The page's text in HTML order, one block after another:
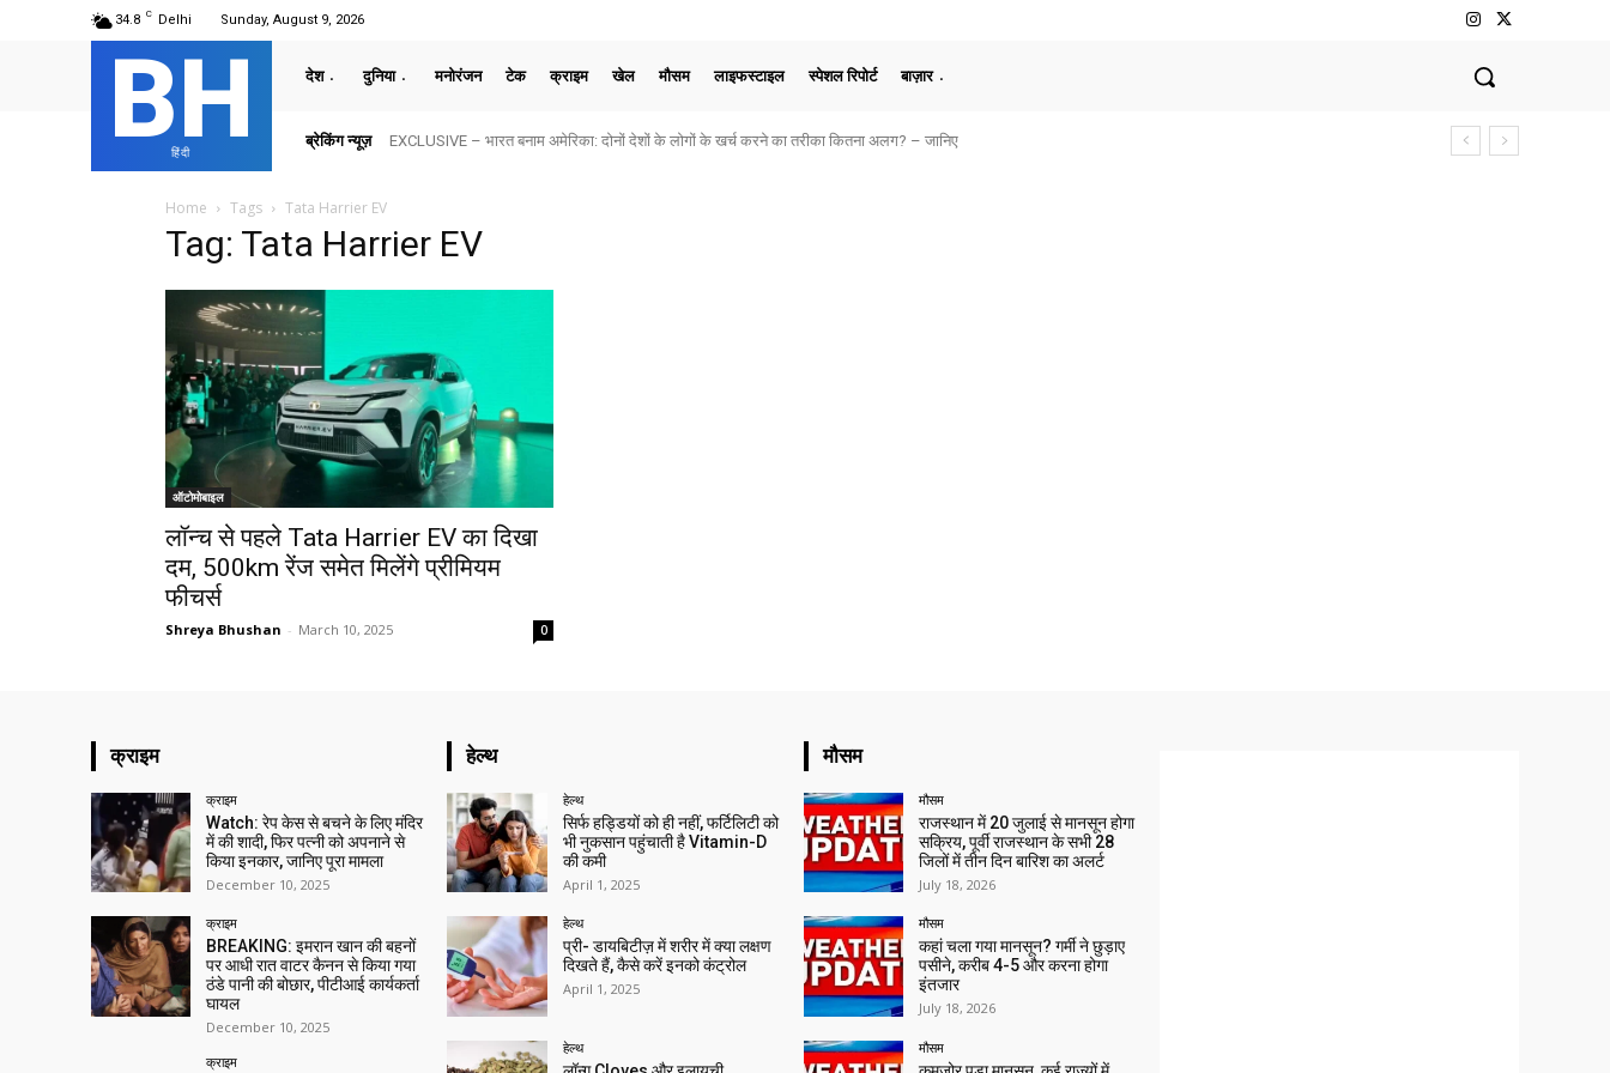
34.8 C Delhi Sunday, August 9, 2026
BH
हिंदी
देश दुनिया मनोरंजन टेक क्राइम खेल मौसम लाइफस्टाइल स्पेशल रिपोर्ट बाज़ार
ब्रेकिंग न्यूज़ EXCLUSIVE – भारत बनाम अमेरिका: दोनों देशों के लोगों के खर्च करने का तरीका कितना अलग? – जानिए
Home Tags Tata Harrier EV
Tag: Tata Harrier EV
ऑटोमोबाइल
लॉन्च से पहले Tata Harrier EV का दिखा
दम, 500km रेंज समेत मिलेंगे प्रीमियम
फीचर्स
Shreya Bhushan - March 10, 2025 0
क्राइम
क्राइम
Watch: रेप केस से बचने के लिए मंदिर
में की शादी, फिर पत्नी को अपनाने से
किया इनकार, जानिए पूरा मामला
December 10, 2025
क्राइम
BREAKING: इमरान खान की बहनों
पर आधी रात वाटर कैनन से किया गया
ठंडे पानी की बोछार, पीटीआई कार्यकर्ता
घायल
December 10, 2025
क्राइम
हेल्थ
हेल्थ
सिर्फ हड्डियों को ही नहीं, फर्टिलिटी को
भी नुकसान पहुंचाती है Vitamin-D
की कमी
April 1, 2025
हेल्थ
प्री- डायबिटीज़ में शरीर में क्या लक्षण
दिखते हैं, कैसे करें इनको कंट्रोल
April 1, 2025
हेल्थ
मौसम
मौसम
राजस्थान में 20 जुलाई से मानसून होगा
सक्रिय, पूर्वी राजस्थान के सभी 28
जिलों में तीन दिन बारिश का अलर्ट
July 18, 2026
मौसम
कहां चला गया मानसून? गर्मी ने छुड़ाए
पसीने, करीब 4-5 और करना होगा
इंतजार
July 18, 2026
मौसम